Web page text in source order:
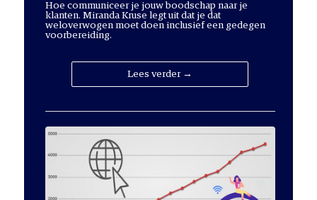
Hoe communiceer je jouw boodschap naar je
klanten. Miranda Kruse legt uit dat je dat
weloverwogen moet doen inclusief een gedegen
voorbereiding.
Lees verder →